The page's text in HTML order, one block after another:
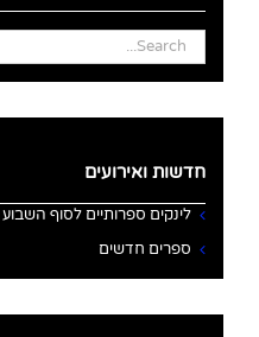
Search
for:
חדשות ואירועים
לינקים ספרותיים לסוף השבוע
ספרים חדשים